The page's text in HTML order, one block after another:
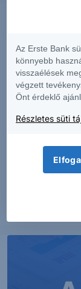
Erős lett a
Az Erste Bank
könnyebb
visszaélések
végzett
Önt érdeklő
Részletes süti